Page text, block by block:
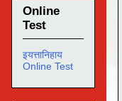
Online
Test
इयत्तानिहाय
Online Test